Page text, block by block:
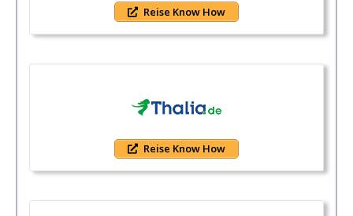
Reise Know How
Reise Know How